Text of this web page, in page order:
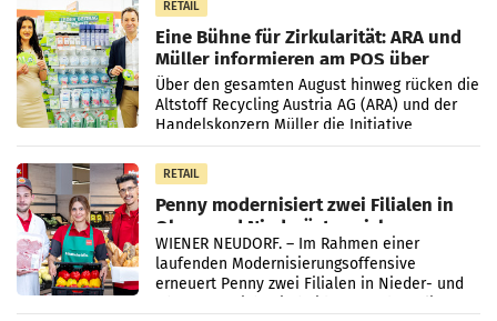
RETAIL
Eine Bühne für Zirkularität: ARA und
Müller informieren am POS über
Kreislauffähigkeit
Über den gesamten August hinweg rücken die
Altstoff Recycling Austria AG (ARA) und der
Handelskonzern Müller die Initiative
„Kreislauf-Helden“ in allen österreichischen
Müller-Filialen
RETAIL
Penny modernisiert zwei Filialen in
Ober- und Niederösterreich
WIENER NEUDORF. – Im Rahmen einer
laufenden Modernisierungsoffensive
erneuert Penny zwei Filialen in Nieder- und